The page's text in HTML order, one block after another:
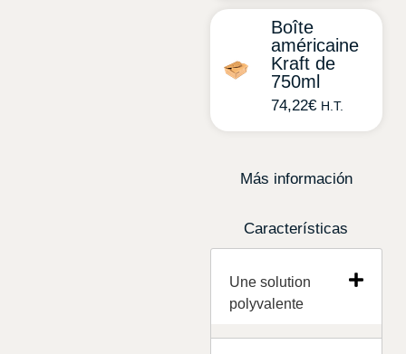
Más información
Características
Boîte
américaine
Kraft de
750ml
74,22€ H.T.
Une solution
polyvalente